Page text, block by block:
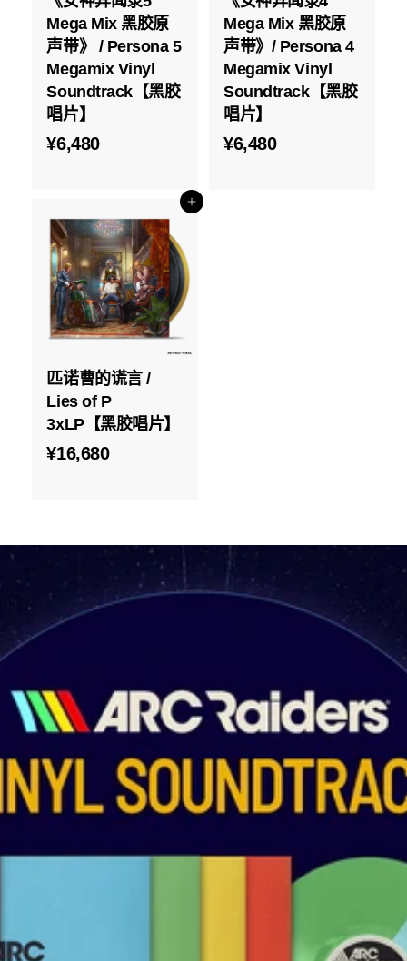
Mega Mix 黑胶原
声带》 / Persona 5
Megamix Vinyl
Soundtrack【黑胶
唱片】
¥6,480¥
4
8
0
Mega Mix 黑胶原
声带》/ Persona 4
Megamix Vinyl
Soundtrack【黑胶
唱片】
¥6,480¥
添加到购物车
匹诺曹的谎言 /
Lies of P
3xLP【黑胶唱片】
¥16,680¥
0